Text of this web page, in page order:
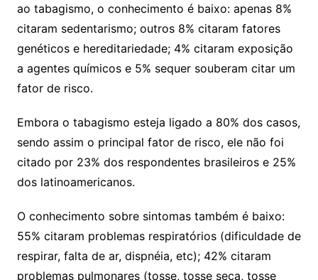
ao tabagismo, o conhecimento é baixo: apenas 8%
citaram sedentarismo; outros 8% citaram fatores
genéticos e hereditariedade; 4% citaram exposição
a agentes químicos e 5% sequer souberam citar um
fator de risco.
Embora o tabagismo esteja ligado a 80% dos casos,
sendo assim o principal fator de risco, ele não foi
citado por 23% dos respondentes brasileiros e 25%
dos latinoamericanos.
O conhecimento sobre sintomas também é baixo:
55% citaram problemas respiratórios (dificuldade de
respirar, falta de ar, dispnéia, etc); 42% citaram
problemas pulmonares (tosse, tosse seca, tosse